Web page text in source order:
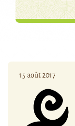
15 août 2017